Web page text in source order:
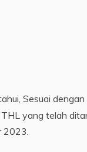
Sesuai
yang telah
2023.